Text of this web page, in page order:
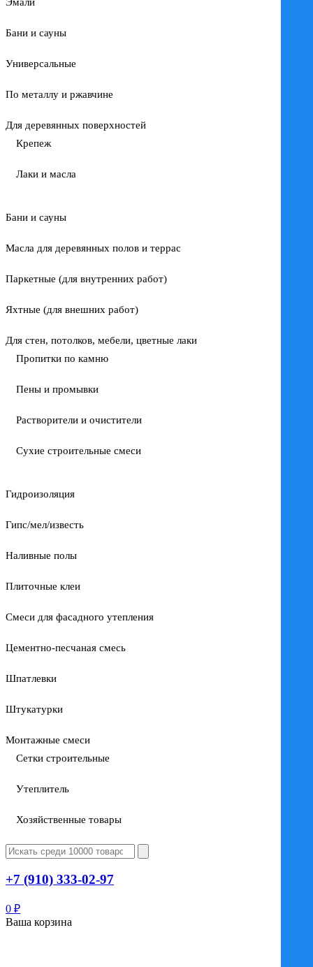
Бани и сауны
Универсальные
По металлу и ржавчине
Для деревянных поверхностей
Крепеж
Лаки и масла
Бани и сауны
Масла для деревянных полов и террас
Паркетные (для внутренних работ)
Яхтные (для внешних работ)
Для стен, потолков, мебели, цветные лаки
Пропитки по камню
Пены и промывки
Растворители и очистители
Сухие строительные смеси
Гидроизоляция
Гипс/мел/известь
Наливные полы
Плиточные клеи
Смеси для фасадного утепления
Цементно-песчаная смесь
Шпатлевки
Штукатурки
Монтажные смеси
Сетки строительные
Утеплитель
Хозяйственные товары
+7 (910) 333-02-97
0 ₽
Ваша корзина